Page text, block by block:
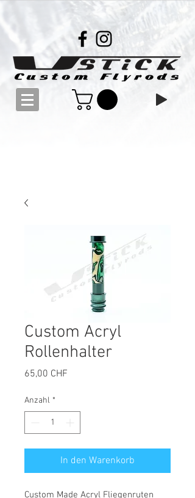
Custom Acryl
Rollenhalter
65,00 CHF
Anzahl *
In den Warenkorb
Custom Made Acryl Fliegenruten